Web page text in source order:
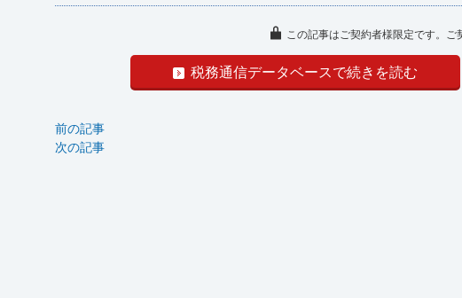
この記事はご契約者様限定です。ご
税務通信データベースで続きを読む
前の記事
次の記事